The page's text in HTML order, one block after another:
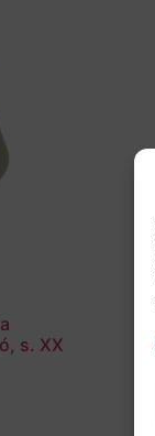
s. XX